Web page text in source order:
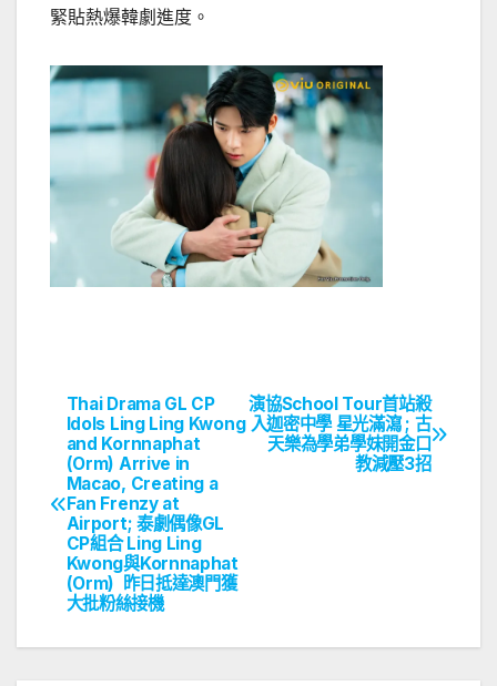
緊貼熱爆韓劇進度。
文
章
導
覽
演協School Tour首站殺
入迦密中學 星光滿瀉 ; 古
天樂為學弟學妹開金口
教減壓3招
Thai Drama GL CP
Idols Ling Ling Kwong
and Kornnaphat
(Orm) Arrive in
Macao, Creating a
Fan Frenzy at
Airport; 泰劇偶像GL
CP組合 Ling Ling
Kwong與Kornnaphat
(Orm) 昨日抵達澳門獲
大批粉絲接機